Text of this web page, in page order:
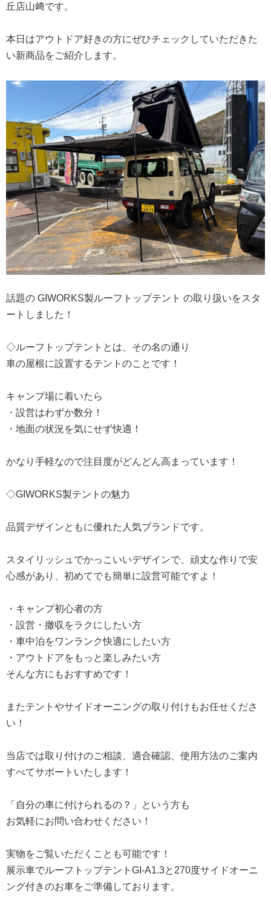
丘店山﨑です。
本日はアウトドア好きの方にぜひチェックしていただきた
い新商品をご紹介します。
話題の GIWORKS製ルーフトップテント の取り扱いをスタ
ートしました！
◇ルーフトップテントとは、その名の通り
車の屋根に設置するテントのことです！
キャンプ場に着いたら
・設営はわずか数分！
・地面の状況を気にせず快適！
かなり手軽なので注目度がどんどん高まっています！
◇GIWORKS製テントの魅力
品質デザインともに優れた人気ブランドです。
スタイリッシュでかっこいいデザインで、頑丈な作りで安
心感があり、初めてでも簡単に設営可能ですよ！
・キャンプ初心者の方
・設営・撤収をラクにしたい方
・車中泊をワンランク快適にしたい方
・アウトドアをもっと楽しみたい方
そんな方にもおすすめです！
またテントやサイドオーニングの取り付けもお任せくださ
い！
当店では取り付けのご相談、適合確認、使用方法のご案内
すべてサポートいたします！
「自分の車に付けられるの？」という方も
お気軽にお問い合わせください！
実物をご覧いただくことも可能です！
展示車でルーフトップテントGI-A1.3と270度サイドオーニ
ング付きのお車をご準備しております。